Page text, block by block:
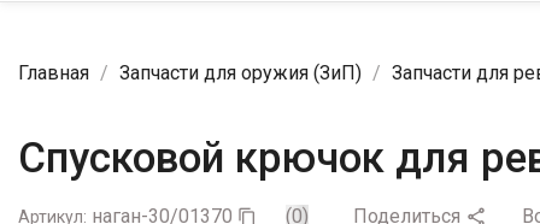
Главная Запчасти для оружия (ЗиП) Запчасти для
Спусковой крючок для
Артикул: наган-30/01370  (0) Поделиться 